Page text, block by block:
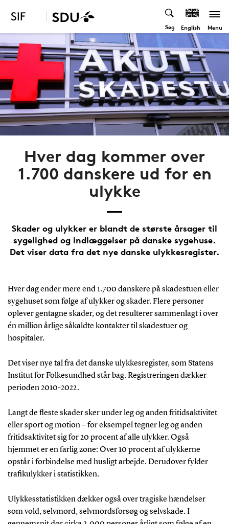
Søg English Menu
Hver dag kommer over
1.700 danskere ud for en
ulykke
Skader og ulykker er blandt de største årsager til
sygelighed og indlæggelser på danske sygehuse.
Det viser data fra det nye danske ulykkesregister.
Hver dag ender mere end 1.700 danskere på skadestuen eller
sygehuset som følge af ulykker og skader. Flere personer
oplever gentagne skader, og det resulterer sammenlagt i over
én million årlige såkaldte kontakter til skadestuer og
hospitaler.
Det viser nye tal fra det danske ulykkesregister, som Statens
Institut for Folkesundhed står bag. Registreringen dækker
perioden 2010-2022.
Langt de fleste skader sker under leg og anden fritidsaktivitet
eller sport og motion – for eksempel tegner leg og anden
fritidsaktivitet sig for 20 procent af alle ulykker. Også
hjemmet er en farlig zone: Over 10 procent af ulykkerne
opstår i forbindelse med husligt arbejde. Derudover fylder
trafikulykker i statistikken.
Ulykkesstatistikken dækker også over tragiske hændelser
som vold, selvmord, selvmordsforsøg og selvskade. I